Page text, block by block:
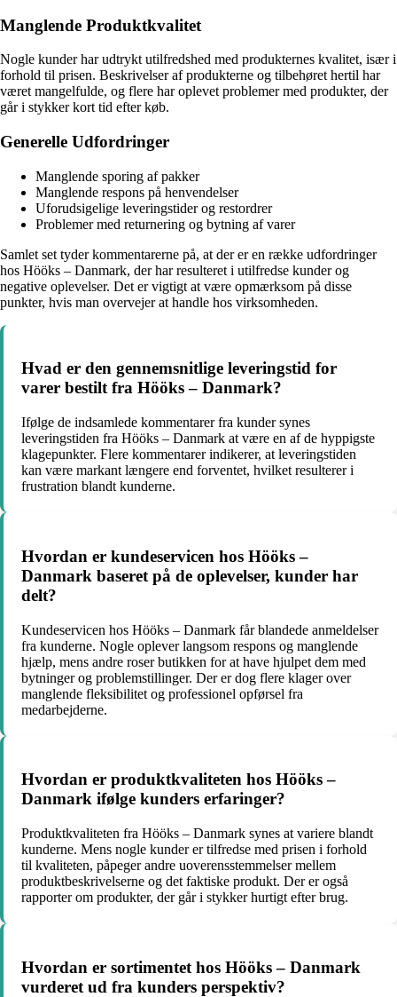
Manglende Produktkvalitet
Nogle kunder har udtrykt utilfredshed med produkternes kvalitet, især i
forhold til prisen. Beskrivelser af produkterne og tilbehøret hertil har
været mangelfulde, og flere har oplevet problemer med produkter, der
går i stykker kort tid efter køb.
Generelle Udfordringer
Manglende sporing af pakker
Manglende respons på henvendelser
Uforudsigelige leveringstider og restordrer
Problemer med returnering og bytning af varer
Samlet set tyder kommentarerne på, at der er en række udfordringer
hos Hööks – Danmark, der har resulteret i utilfredse kunder og
negative oplevelser. Det er vigtigt at være opmærksom på disse
punkter, hvis man overvejer at handle hos virksomheden.
Hvad er den gennemsnitlige leveringstid for
varer bestilt fra Hööks – Danmark?
Ifølge de indsamlede kommentarer fra kunder synes
leveringstiden fra Hööks – Danmark at være en af de hyppigste
klagepunkter. Flere kommentarer indikerer, at leveringstiden
kan være markant længere end forventet, hvilket resulterer i
frustration blandt kunderne.
Hvordan er kundeservicen hos Hööks –
Danmark baseret på de oplevelser, kunder har
delt?
Kundeservicen hos Hööks – Danmark får blandede anmeldelser
fra kunderne. Nogle oplever langsom respons og manglende
hjælp, mens andre roser butikken for at have hjulpet dem med
bytninger og problemstillinger. Der er dog flere klager over
manglende fleksibilitet og professionel opførsel fra
medarbejderne.
Hvordan er produktkvaliteten hos Hööks –
Danmark ifølge kunders erfaringer?
Produktkvaliteten fra Hööks – Danmark synes at variere blandt
kunderne. Mens nogle kunder er tilfredse med prisen i forhold
til kvaliteten, påpeger andre uoverensstemmelser mellem
produktbeskrivelserne og det faktiske produkt. Der er også
rapporter om produkter, der går i stykker hurtigt efter brug.
Hvordan er sortimentet hos Hööks – Danmark
vurderet ud fra kunders perspektiv?